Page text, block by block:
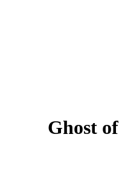
اکانت قانونی بازی Ghost of